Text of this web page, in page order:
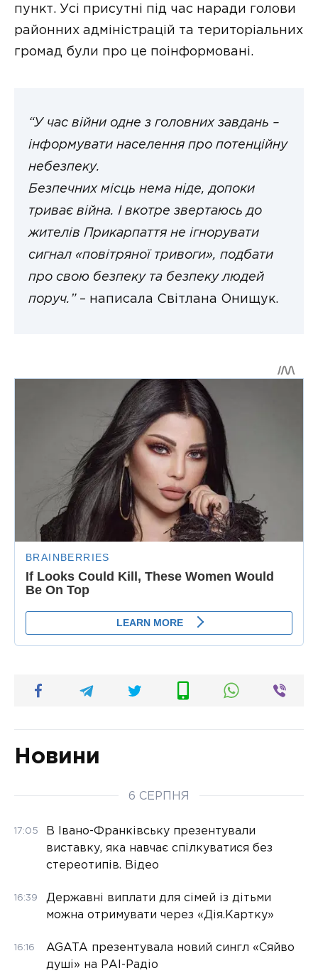
пункт. Усі присутні під час наради голови
районних адміністрацій та територіальних
громад були про це поінформовані.
“У час війни одне з головних завдань –
інформувати населення про потенційну
небезпеку.
Безпечних місць нема ніде, допоки
триває війна. І вкотре звертаюсь до
жителів Прикарпаття не ігнорувати
сигнал «повітряної тривоги», подбати
про свою безпеку та безпеку людей
поруч.” – написала Світлана Онищук.
Новини
6 СЕРПНЯ
17:05
В Івано-Франківську презентували
виставку, яка навчає спілкуватися без
стереотипів. Відео
16:39
Державні виплати для сімей із дітьми
можна отримувати через «Дія.Картку»
16:16
AGATA презентувала новий сингл «Сяйво
душі» на РАІ-Радіо